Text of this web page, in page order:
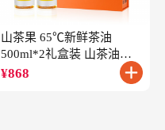
山茶果 65℃新鲜茶油
500ml*2礼盒装 山茶油一
级冷榨油茶籽油
¥868